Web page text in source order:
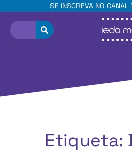
SE INSCREVA NO CANAL
Etiqueta: